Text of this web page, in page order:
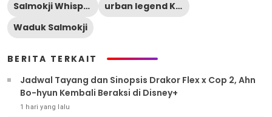
Salmokji Whispering Water
urban legend Korea
Waduk Salmokji
BERITA TERKAIT
Jadwal Tayang dan Sinopsis Drakor Flex x Cop 2, Ahn
Bo-hyun Kembali Beraksi di Disney+
1 hari yang lalu